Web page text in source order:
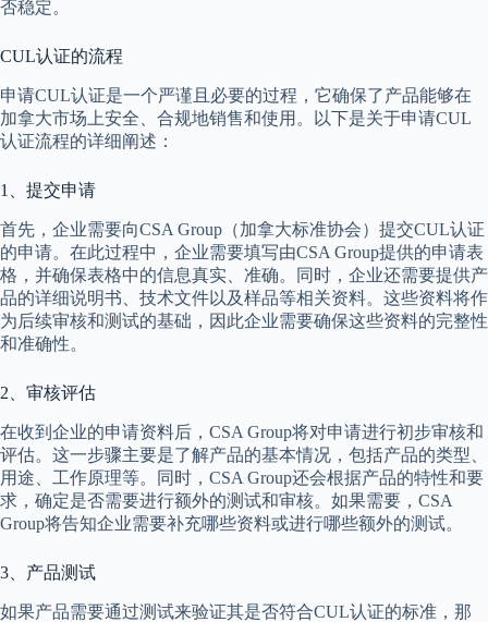
否稳定。
CUL认证的流程
申请CUL认证是一个严谨且必要的过程，它确保了产品能够在
加拿大市场上安全、合规地销售和使用。以下是关于申请CUL
认证流程的详细阐述：
1、提交申请
首先，企业需要向CSA Group（加拿大标准协会）提交CUL认证
的申请。在此过程中，企业需要填写由CSA Group提供的申请表
格，并确保表格中的信息真实、准确。同时，企业还需要提供产
品的详细说明书、技术文件以及样品等相关资料。这些资料将作
为后续审核和测试的基础，因此企业需要确保这些资料的完整性
和准确性。
2、审核评估
在收到企业的申请资料后，CSA Group将对申请进行初步审核和
评估。这一步骤主要是了解产品的基本情况，包括产品的类型、
用途、工作原理等。同时，CSA Group还会根据产品的特性和要
求，确定是否需要进行额外的测试和审核。如果需要，CSA
Group将告知企业需要补充哪些资料或进行哪些额外的测试。
3、产品测试
如果产品需要通过测试来验证其是否符合CUL认证的标准，那